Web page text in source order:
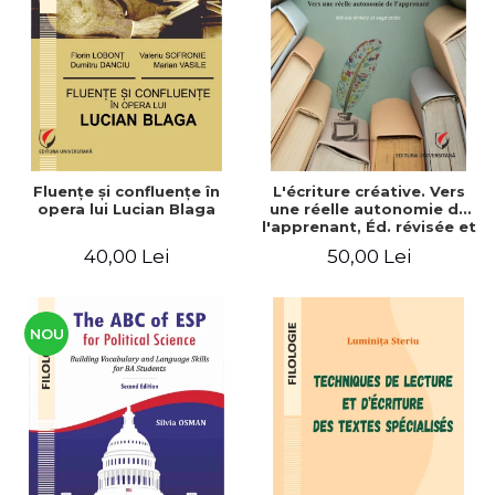
ADMINISTRATIVE
ȘTIINȚE ECONOMICE
ȘTIINȚE EXACTE
EDUCAȚIE FIZICĂ ȘI SPORT
PREUNIVERSITARIA
TIMP LIBER
ÎN CURS DE APARIȚIE
NOUTĂȚI
PACHETE DE STUDIU
ULTIMELE EXEMPLARE
Cum Cumpăr
Livrare
Politica de Retur
Formular de Retur
Distribuitori
Fluenţe şi confluenţe în
opera lui Lucian Blaga
40,00 Lei
L'écriture créative. Vers
une réelle autonomie de
l'apprenant, Éd. révisée et
50,00 Lei
NOU